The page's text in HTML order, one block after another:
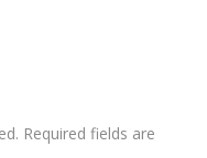
Required fields are